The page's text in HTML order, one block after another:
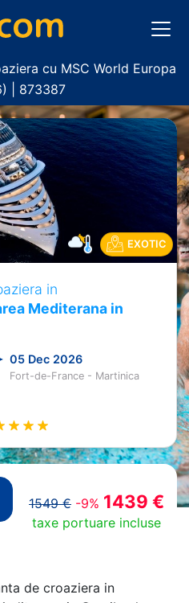
cu MSC World Europa
| 873387
EXOTIC
in
Mediterana in
05 Dec 2026
Fort-de-France - Martinica
1549 € -9% 1439 €
taxe portuare incluse
de croaziera in